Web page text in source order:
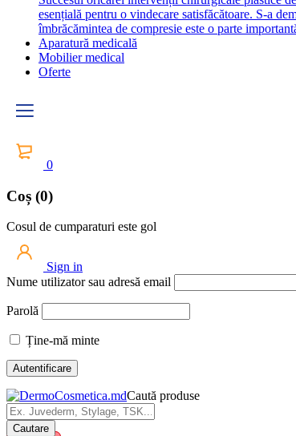
esențială pentru o vindecare satisfăcătoare. S-a
îmbrăcămintea de compresie este o parte
Aparatură medicală
Mobilier medical
Oferte
0
Coș (0)
Cosul de cumparaturi este gol
Sign in
Nume utilizator sau adresă email
Parolă
Ține-mă minte
Caută produse